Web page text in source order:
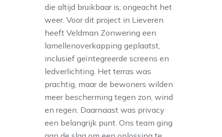
die altijd bruikbaar is, ongeacht het
weer. Voor dit project in Lieveren
heeft Veldman Zonwering een
lamellenoverkapping geplaatst,
inclusief geïntegreerde screens en
ledverlichting. Het terras was
prachtig, maar de bewoners wilden
meer bescherming tegen zon, wind
en regen. Daarnaast was privacy
een belangrijk punt. Ons team ging